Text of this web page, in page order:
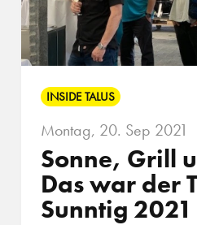
INSIDE TALUS
Montag, 20. Sep 2021
Sonne, Grill
Das war der
Sunntig 2021